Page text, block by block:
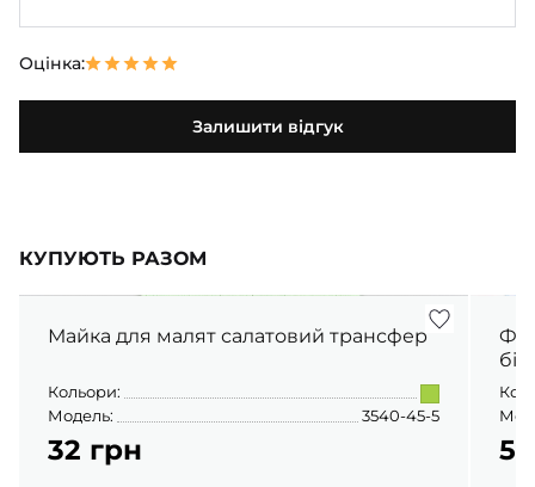
Оцінка:
Залишити відгук
КУПУЮТЬ РАЗОМ
Майка для малят салатовий трансфер
Кольори:
Модель:
3540-45-5
32 грн